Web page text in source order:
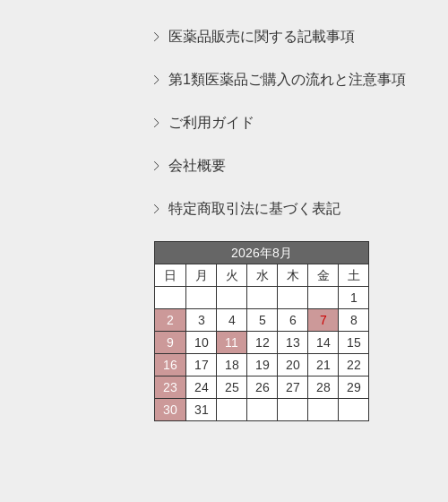
医薬品販売に関する記載事項
第1類医薬品ご購入の流れと注意事項
ご利用ガイド
会社概要
特定商取引法に基づく表記
2026年8月
日
月 火 水 木 金
土
1
2
3 4 5 6 7
8
9
10 11 12 13 14
15
16
17 18 19 20 21
22
23
24 25 26 27 28
29
30
31